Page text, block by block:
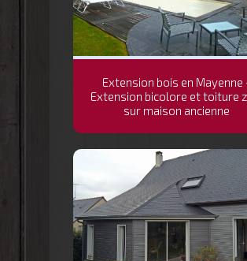
Extension bois en Mayenne
Extension bicolore et toiture
sur maison ancienne